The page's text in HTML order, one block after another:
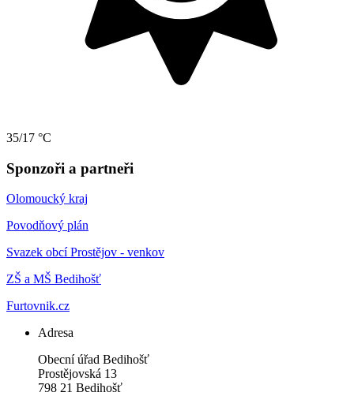
35/17 °C
Sponzoři a partneři
Olomoucký kraj
Povodňový plán
Svazek obcí Prostějov - venkov
ZŠ a MŠ Bedihošť
Furtovnik.cz
Adresa
Obecní úřad Bedihošť
Prostějovská 13
798 21 Bedihošť